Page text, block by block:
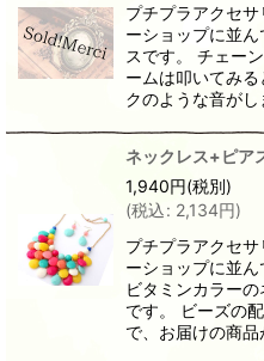
プチプラアクセ
ーショップに並
スです。 チェー
ームは叩いてみ
クのような音が
ネックレス+ピア
1,940円(税別)
(税込: 2,134円)
プチプラアクセ
ーショップに並
ビタミンカラー
です。 ビーズの
で、お届けの商